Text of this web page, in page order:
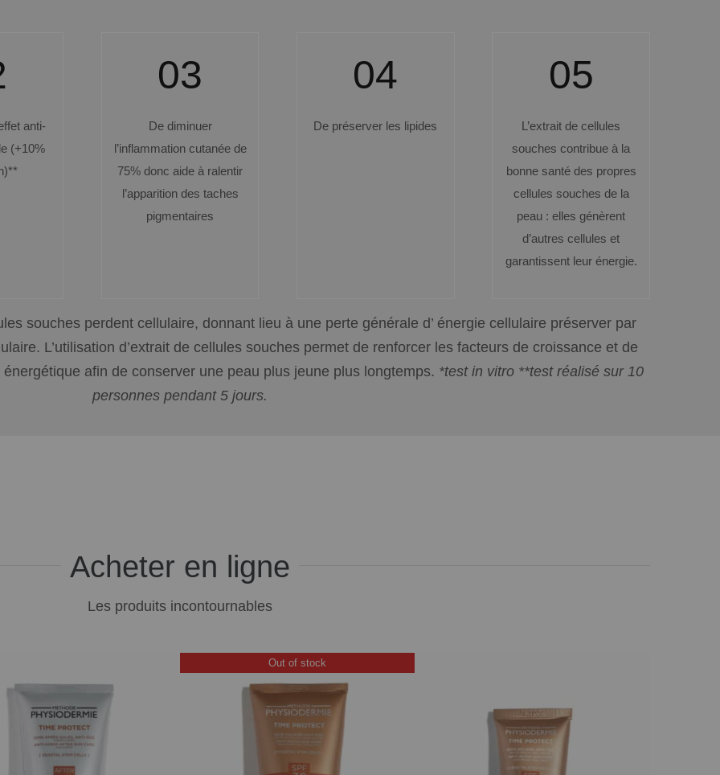
anti-
(+10%
03
De diminuer
l’inflammation cutanée de
75% donc aide à ralentir
l’apparition des taches
pigmentaires
04
De préserver les lipides
05
L’extrait de cellules
souches contribue à la
bonne santé des propres
cellules souches de la
peau : elles génèrent
d’autres cellules et
garantissent leur énergie.
souchesperdent cellulaire, donnantlieu à une perte générale d’ énergie cellulaire préserver par
. L’utilisation d’extrait de cellules souches permet de renforcer les facteurs de croissance et de
afin de conserver une peau plus jeune plus longtemps. *test in vitro **test réalisé sur 10
personnes pendant 5 jours.
Acheter en ligne
Les produits incontournables
Out of stock